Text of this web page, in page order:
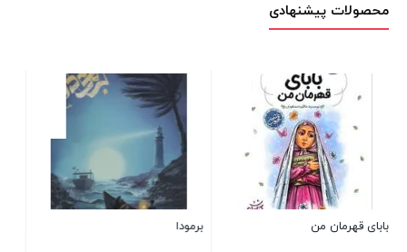
محصولات پیشنهادی
برمودا
دسته های گل، بوته های خار3
(دوران امام علی ع)
موجود در انبار
30,000 تومان